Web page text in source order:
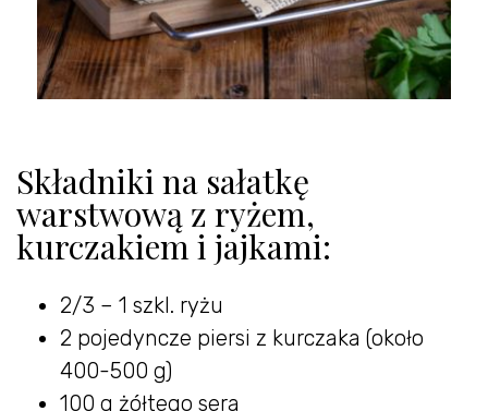
Składniki na sałatkę
warstwową z ryżem,
kurczakiem i jajkami:
2/3 – 1 szkl. ryżu
2 pojedyncze piersi z kurczaka (około
400-500 g)
100 g żółtego sera